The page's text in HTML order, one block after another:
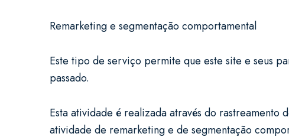
Remarketing e segmentação comportamental
Este tipo de serviço permite que este site e seus
passado.
Esta atividade é realizada através do
atividade de remarketing e de segmentação